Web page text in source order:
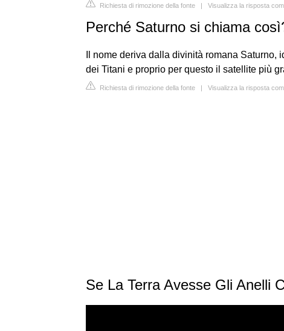
Richiesta di rimozione della fonte | Visualizza la risposta
Perché Saturno si chiama
Il nome deriva dalla divinità romana
dei Titani e proprio per questo il satellite più
Richiesta di rimozione della fonte | Visualizza la risposta
Se La Terra Avesse Gli Anelli